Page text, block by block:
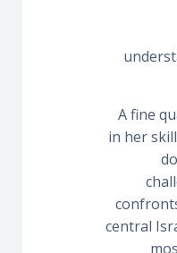
"A fine
in her
central